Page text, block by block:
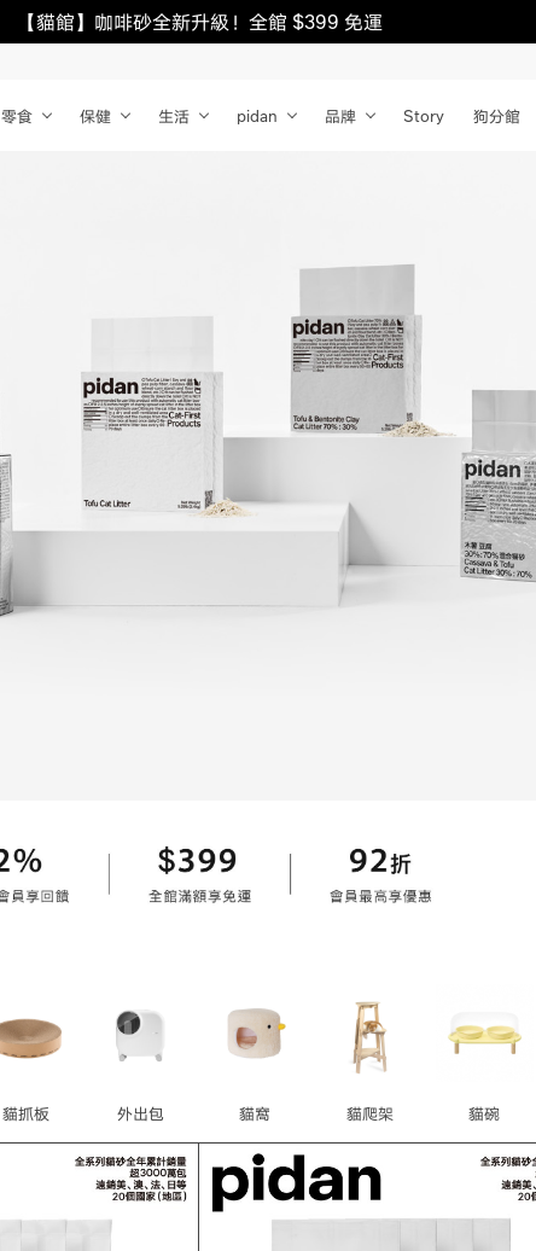
【貓館】咖啡砂全新升級！全館 $399 免運
零食 保健 生活 pidan 品牌 Story 狗分館
貓抓板 外出包 貓窩 貓爬架 貓碗